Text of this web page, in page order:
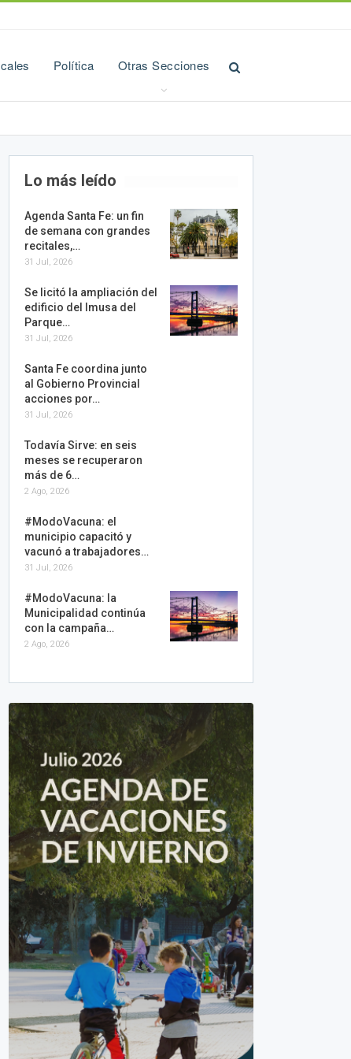
Política Otras Secciones
Lo más leído
Agenda Santa Fe: un fin
de semana con grandes
recitales,…
31 Jul, 2026
Se licitó la ampliación del
edificio del Imusa del
Parque…
31 Jul, 2026
Santa Fe coordina junto
al Gobierno Provincial
acciones por…
31 Jul, 2026
Todavía Sirve: en seis
meses se recuperaron
más de 6…
2 Ago, 2026
#ModoVacuna: el
municipio capacitó y
vacunó a trabajadores…
31 Jul, 2026
#ModoVacuna: la
Municipalidad continúa
con la campaña…
2 Ago, 2026